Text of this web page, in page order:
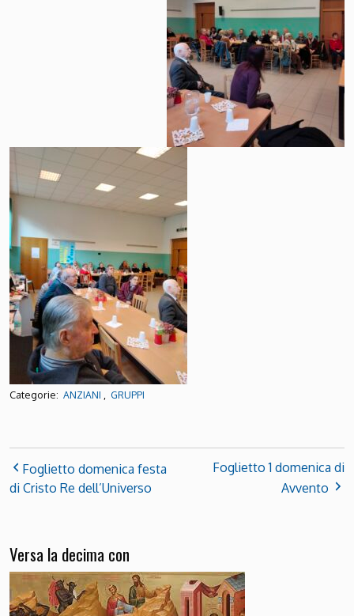
Categorie: ANZIANI , GRUPPI
Foglietto domenica festa
di Cristo Re dell’Universo
Foglietto 1 domenica di
Avvento
Versa la decima con